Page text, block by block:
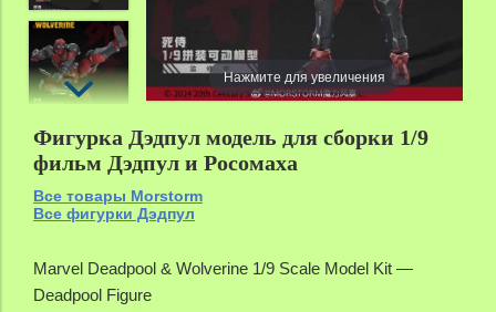
Нажмите для увеличения
Фигурка Дэдпул модель для сборки 1/9
фильм Дэдпул и Росомаха
Все товары Morstorm
Все фигурки Дэдпул
Marvel Deadpool & Wolverine 1/9 Scale Model Kit —
Deadpool Figure